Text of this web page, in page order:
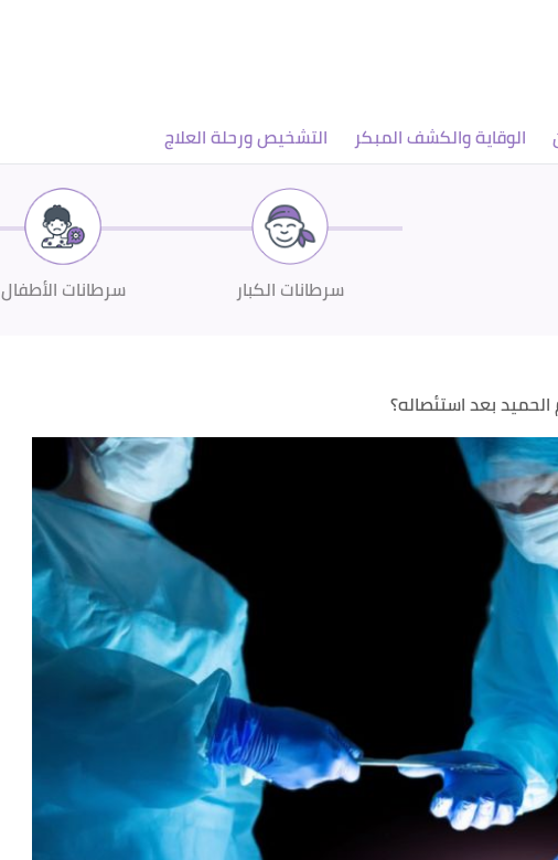
الوقاية والكشف المبكر التشخيص ورحلة العلاج
سرطانات الكبار سرطانات الأطفال
بعد استئصاله؟